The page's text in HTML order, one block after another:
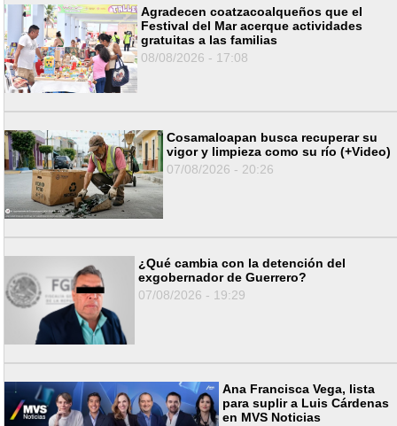
Agradecen coatzacoalqueños que el
Festival del Mar acerque actividades
gratuitas a las familias
08/08/2026 - 17:08
Cosamaloapan busca recuperar su
vigor y limpieza como su río (+Video)
07/08/2026 - 20:26
¿Qué cambia con la detención del
exgobernador de Guerrero?
07/08/2026 - 19:29
Ana Francisca Vega, lista
para suplir a Luis Cárdenas
en MVS Noticias